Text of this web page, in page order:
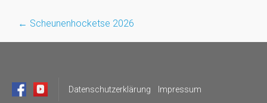
← Scheunenhocketse 2026
Datenschutzerklärung Impressum